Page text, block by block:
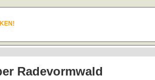
Radevormwald